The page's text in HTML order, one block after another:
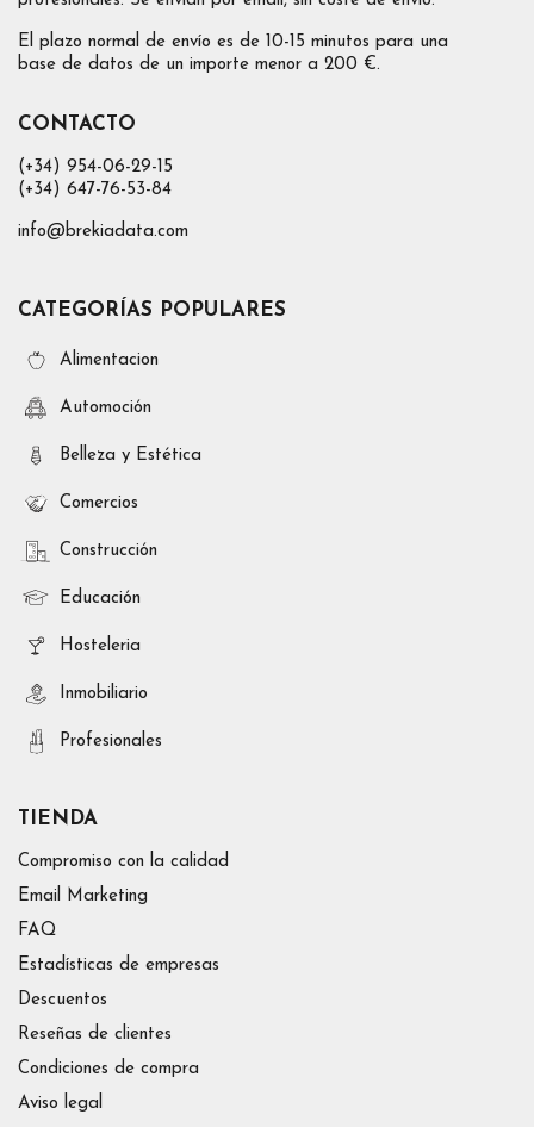
El plazo normal de envío es de 10-15 minutos para una
base de datos de un importe menor a 200 €.
CONTACTO
(+34) 954-06-29-15
(+34) 647-76-53-84
info@brekiadata.com
CATEGORÍAS POPULARES
Alimentacion
Automoción
Belleza y Estética
Comercios
Construcción
Educación
Hosteleria
Inmobiliario
Profesionales
TIENDA
Compromiso con la calidad
Email Marketing
FAQ
Estadísticas de empresas
Descuentos
Reseñas de clientes
Condiciones de compra
Aviso legal